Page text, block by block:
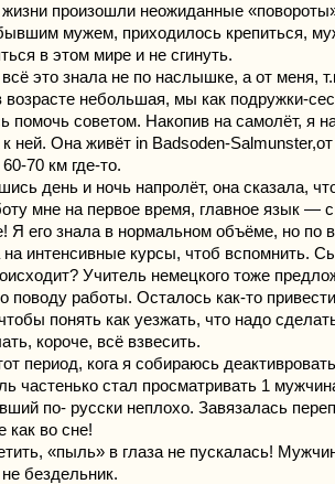
произошли неожиданные
мужем, приходилось крепиться,
в этом мире и не сгинуть.
это знала не по наслышке, а от меня,
возрасте небольшая, мы как подружки-
помочь советом. Накопив на самолёт, я
к ней. Она живёт in Badsoden-
70 км где-то.
день и ночь напролёт, она сказала,
мне на первое время, главное язык —
Я его знала в нормальном объёме, но по
на интенсивные курсы, чтоб вспомнить.
Учитель немецкого тоже
поводу работы. Осталось как-то
понять как уезжать, что надо
короче, всё взвесить.
период, кога я собираюсь
частенько стал просматривать 1
по- русски неплохо. Завязалась
как во сне!
«пыль» в глаза не пускалась!
бездельник.